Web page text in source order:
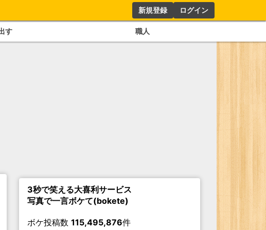
新規登録 ログイン
す 職人
3秒で笑える大喜利サービス
写真で一言ボケて(bokete)
ボケ投稿数 115,495,876件